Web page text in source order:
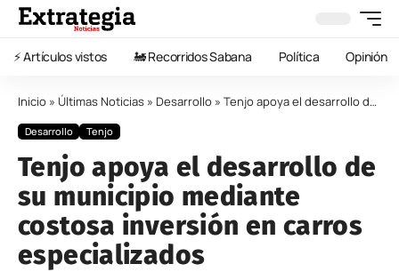
⚡️ Artículos vistos 🚂 Recorridos Sabana Política Opinión
Inicio » Últimas Noticias » Desarrollo » Tenjo apoya el desarrollo de su municipio mediante costosa inversión en carros especializados
Desarrollo Tenjo
Tenjo apoya el desarrollo de
su municipio mediante
costosa inversión en carros
especializados